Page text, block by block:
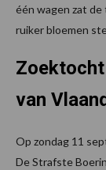
één wagen zat
ruiker bloemen
van
Op zondag 11
De Strafste